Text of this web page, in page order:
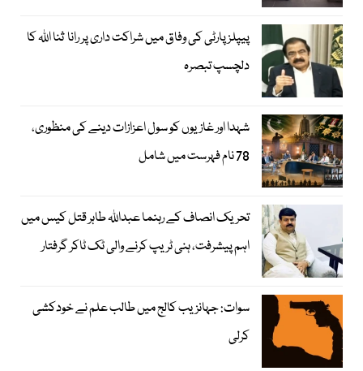
پیپلز پارٹی کی وفاق میں شراکت داری پر رانا ثنا اللہ کا
دلچسپ تبصرہ
شہدا اور غازیوں کو سول اعزازات دینے کی منظوری،
78 نام فہرست میں شامل
تحریک انصاف کے رہنما عبداللہ طاہر قتل کیس میں
اہم پیشرفت، ہنی ٹریپ کرنے والی ٹک ٹاکر گرفتار
سوات: جہانزیب کالج میں طالب علم نے خودکشی
کرلی